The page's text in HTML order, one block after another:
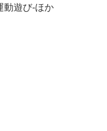
動遊び-ほか